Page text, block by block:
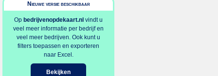
Nieuwe versie beschikbaar
Op bedrijvenopdekaart.nl vindt u
veel meer informatie per bedrijf en
veel meer bedrijven. Ook kunt u
filters toepassen en exporteren
naar Excel.
Bekijken